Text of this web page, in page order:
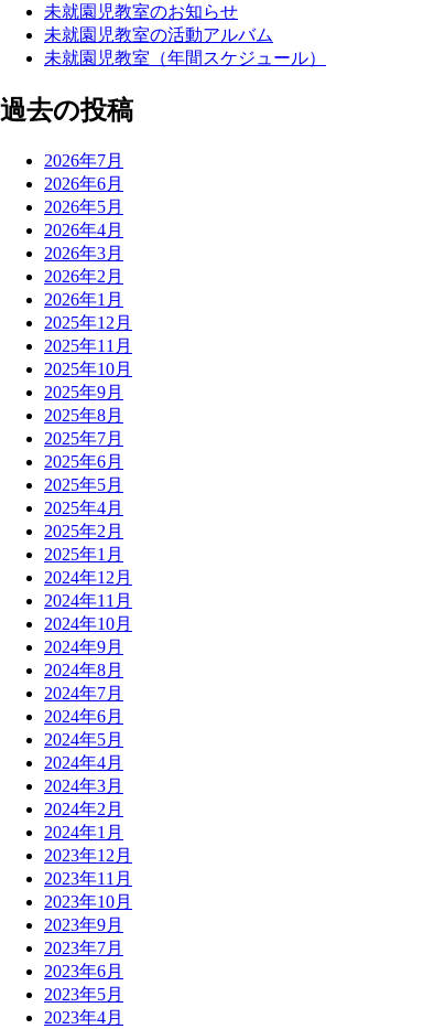
未就園児教室のお知らせ
未就園児教室の活動アルバム
未就園児教室（年間スケジュール）
過去の投稿
2026年7月
2026年6月
2026年5月
2026年4月
2026年3月
2026年2月
2026年1月
2025年12月
2025年11月
2025年10月
2025年9月
2025年8月
2025年7月
2025年6月
2025年5月
2025年4月
2025年2月
2025年1月
2024年12月
2024年11月
2024年10月
2024年9月
2024年8月
2024年7月
2024年6月
2024年5月
2024年4月
2024年3月
2024年2月
2024年1月
2023年12月
2023年11月
2023年10月
2023年9月
2023年7月
2023年6月
2023年5月
2023年4月